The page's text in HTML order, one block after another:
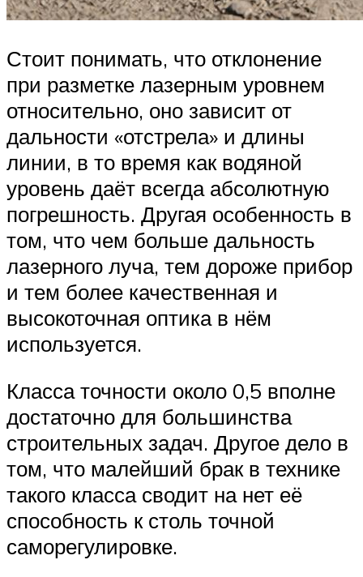
Стоит понимать, что отклонение
при разметке лазерным уровнем
относительно, оно зависит от
дальности «отстрела» и длины
линии, в то время как водяной
уровень даёт всегда абсолютную
погрешность. Другая особенность в
том, что чем больше дальность
лазерного луча, тем дороже прибор
и тем более качественная и
высокоточная оптика в нём
используется.
Класса точности около 0,5 вполне
достаточно для большинства
строительных задач. Другое дело в
том, что малейший брак в технике
такого класса сводит на нет её
способность к столь точной
саморегулировке.